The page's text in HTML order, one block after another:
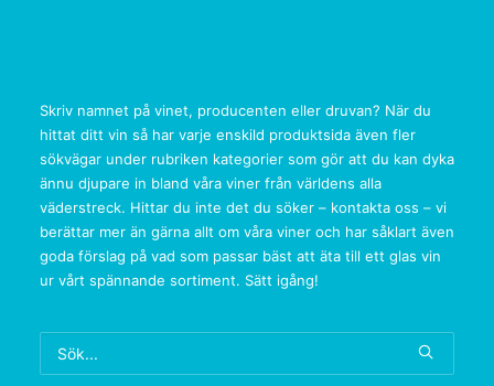
Skriv namnet på vinet, producenten eller druvan? När du
hittat ditt vin så har varje enskild produktsida även fler
sökvägar under rubriken kategorier som gör att du kan dyka
ännu djupare in bland våra viner från världens alla
väderstreck. Hittar du inte det du söker – kontakta oss – vi
berättar mer än gärna allt om våra viner och har såklart även
goda förslag på vad som passar bäst att äta till ett glas vin
ur vårt spännande sortiment. Sätt igång!